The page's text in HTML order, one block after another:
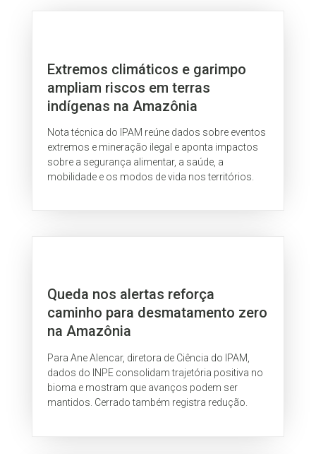
Extremos climáticos e garimpo
ampliam riscos em terras
indígenas na Amazônia
Nota técnica do IPAM reúne dados sobre eventos
extremos e mineração ilegal e aponta impactos
sobre a segurança alimentar, a saúde, a
mobilidade e os modos de vida nos territórios.
Queda nos alertas reforça
caminho para desmatamento zero
na Amazônia
Para Ane Alencar, diretora de Ciência do IPAM,
dados do INPE consolidam trajetória positiva no
bioma e mostram que avanços podem ser
mantidos. Cerrado também registra redução.